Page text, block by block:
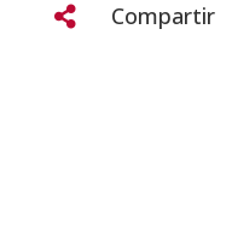
 Compartir